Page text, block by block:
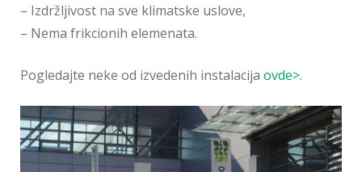
– Izdržljivost na sve klimatske uslove,
– Nema frikcionih elemenata.
Pogledajte neke od izvedenih instalacija ovde>.